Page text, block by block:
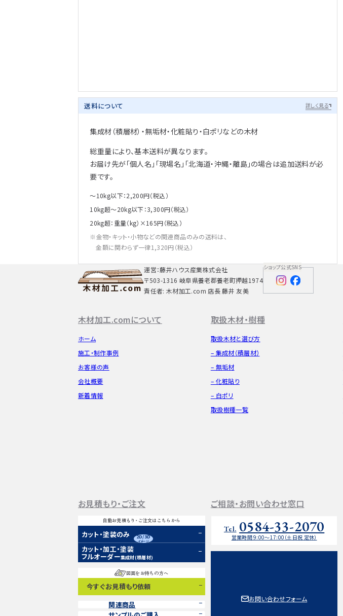
送料について 詳しく見る
集成材（積層材）・無垢材・化粧貼り・白ポリなどの木材
総重量により、基本送料が異なります。
お届け先が「個人名」「現場名」「北海道・沖縄・離島」の場合は追加送料が必
要です。
～10kg以下：2,200円（税込）
10kg超～20kg以下：3,300円（税込）
20kg超：重量（kg）×165円（税込）
金物・キット・小物などの関連商品のみの送料は、
金額に関わらず一律1,320円（税込）
運営：藤井ハウス産業株式会社
〒503-1316 岐阜県養老郡養老町押越1974
責任者: 木材加工.com 店長 藤井 友美
ショップ公式SNS
木材加工.comについて
ホーム
施工・制作事例
お客様の声
会社概要
新着情報
取扱木材・樹種
取扱木材と選び方
– 集成材（積層材）
– 無垢材
– 化粧貼り
– 白ポリ
取扱樹種一覧
お見積もり・ご注文
自動お見積もり・ご注文はこちらから
カット・塗装のみ
カット・加工・塗装
フルオーダー集成材(積層材)
2D/3D
イメージ
図面をお持ちの方へ
今すぐお見積もり依頼
関連商品
ご相談・お問い合わせ窓口
Tel. 0584-33-2070
営業時間 9:00〜17:00（土日祝 定休）
お問い合わせフォーム